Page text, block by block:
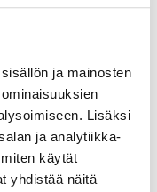
ja mainosten
Lisäksi
ja analytiikka-
käytät
yhdistää näitä